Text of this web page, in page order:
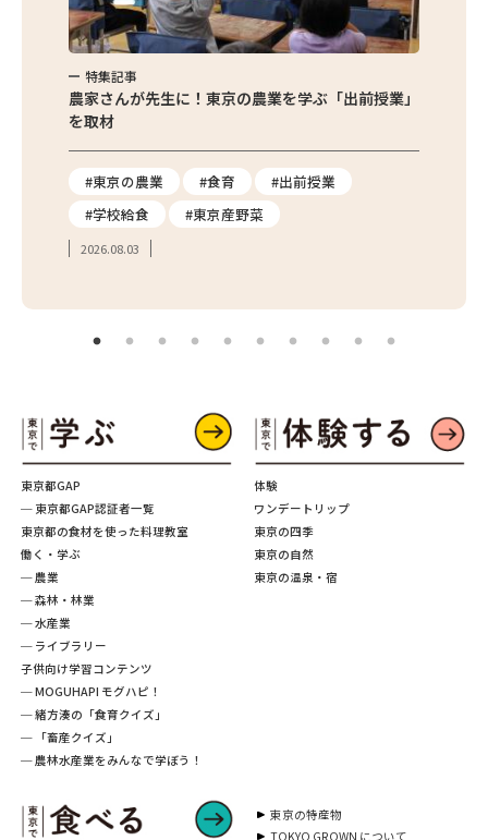
特集記事
農家さんが先生に！東京の農業を学ぶ「出前授業」
を取材
#東京の農業 #食育
#出前授業
#学校給食
#東京産野菜
2026.08.03
東京都GAP
─ 東京都GAP認証者一覧
東京都の食材を使った料理教室
働く・学ぶ
─ 農業
─ 森林・林業
─ 水産業
─ ライブラリー
子供向け学習コンテンツ
─ MOGUHAPI モグハピ！
─ 緒方湊の「食育クイズ」
─ 「畜産クイズ」
─ 農林水産業をみんなで学ぼう！
体験
ワンデートリップ
東京の四季
東京の自然
東京の温泉・宿
東京の特産物
TOKYO GROWN について